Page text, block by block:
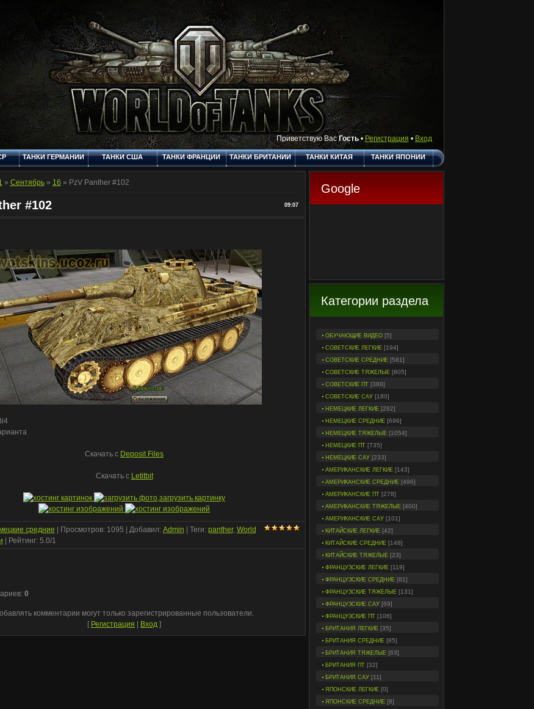
Приветствую Вас Гость•Регистрация • Вход
ТАНКИ ГЕРМАНИИ ТАНКИ США ТАНКИ ФРАНЦИИ ТАНКИ БРИТАНИИ ТАНКИ КИТАЯ ТАНКИ ЯПОНИИ
СТАНДАРТНЫЕ
ШКУРКИ
ФОРУМ МУЛЬТИМЕДИЯ КОНТАКТЫ
ПОЛЕЗНЫЕ
О САЙТЕ
Google
Категории раздела
ОБУЧАЮЩИЕ ВИДЕО [5]
СОВЕТСКИЕ ЛЕГКИЕ [194]
СОВЕТСКИЕ СРЕДНИЕ [581]
СОВЕТСКИЕ ТЯЖЕЛЫЕ [805]
СОВЕТСКИЕ ПТ [388]
СОВЕТСКИЕ САУ [180]
НЕМЕЦКИЕ ЛЕГКИЕ [262]
НЕМЕЦКИЕ СРЕДНИЕ [696]
НЕМЕЦКИЕ ТЯЖЕЛЫЕ [1054]
НЕМЕЦКИЕ ПТ [735]
НЕМЕЦКИЕ САУ [233]
АМЕРИКАНСКИЕ ЛЕГКИЕ [143]
АМЕРИКАНСКИЕ СРЕДНИЕ [496]
АМЕРИКАНСКИЕ ПТ [278]
АМЕРИКАНСКИЕ ТЯЖЕЛЫЕ [400]
АМЕРИКАНСКИЕ САУ [101]
КИТАЙСКИЕ ЛЕГКИЕ [42]
КИТАЙСКИЕ СРЕДНИЕ [148]
КИТАЙСКИЕ ТЯЖЕЛЫЕ [23]
ФРАНЦУЗСКИЕ ЛЕГКИЕ [119]
ФРАНЦУЗСКИЕ СРЕДНИЕ [81]
ФРАНЦУЗСКИЕ ТЯЖЕЛЫЕ [131]
ФРАНЦУЗСКИЕ САУ [69]
ФРАНЦУЗСКИЕ ПТ [106]
БРИТАНИЯ ЛЕГКИЕ [35]
БРИТАНИЯ СРЕДНИЕ [85]
БРИТАНИЯ ТЯЖЕЛЫЕ [63]
БРИТАНИЯ ПТ [32]
БРИТАНИЯ САУ [11]
ЯПОНСКИЕ ЛЕГКИЕ [0]
ЯПОНСКИЕ СРЕДНИЕ [8]
» Сентябрь » 16 » PzV Panther #102
09:07
#102
Скачать c Deposit Files
Скачать с Letitbit
средние Просмотров: 1095 | Добавил: Admin Теги: panther, World
Рейтинг: 5.0/1
: 0
комментарии могут только зарегистрированные пользователи.
[ Регистрация Вход ]